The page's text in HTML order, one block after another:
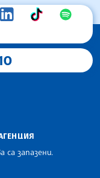
са запазени.